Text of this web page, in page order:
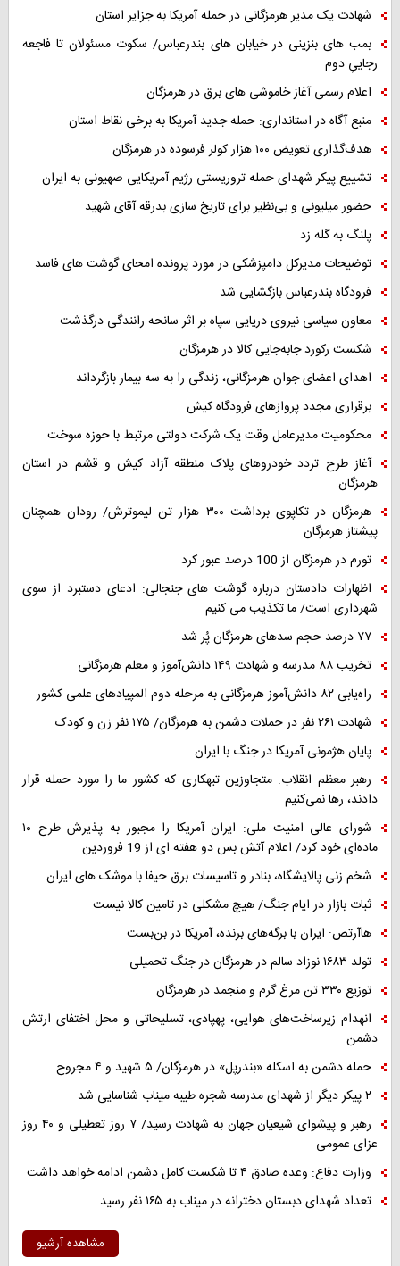
شهادت یک مدیر هرمزگانی در حمله آمریکا به جزایر استان
بمب های بنزینی در خیابان های بندرعباس/ سکوت مسئولان تا فاجعه
رجاییِ دوم
اعلام رسمی آغاز خاموشی های برق در هرمزگان
منبع آگاه در استانداری: حمله جدید آمریکا به برخی نقاط استان
هدف‌گذاری تعویض ۱۰۰ هزار کولر فرسوده در هرمزگان
تشییع پیکر شهدای حمله تروریستی رژیم آمریکایی صهیونی به ایران
حضور میلیونی و بی‌نظیر برای تاریخ سازی بدرقه آقای شهید
پلنگ به گله زد
توضیحات مدیرکل دامپزشکی در مورد پرونده امحای گوشت های فاسد
فرودگاه بندرعباس بازگشایی شد
معاون سیاسی نیروی دریایی سپاه بر اثر سانحه رانندگی درگذشت
شکست رکورد جابه‌جایی کالا در هرمزگان
اهدای اعضای جوان هرمزگانی، زندگی را به سه بیمار بازگرداند
برقراری مجدد پروازهای فرودگاه کیش
محکومیت مدیرعامل وقت یک شرکت دولتی مرتبط با حوزه سوخت
آغاز طرح تردد خودروهای پلاک منطقه آزاد کیش و قشم در استان
هرمزگان
هرمزگان در تکاپوی برداشت ۳۰۰ هزار تن لیموترش/ رودان همچنان
پیشتاز هرمزگان
تورم در هرمزگان از 100 درصد عبور کرد
اظهارات دادستان درباره گوشت های جنجالی: ادعای دستبرد از سوی
شهرداری است/ ما تکذیب می کنیم
۷۷ درصد حجم سدهای هرمزگان پُر شد
تخریب ۸۸ مدرسه و شهادت ۱۴۹ دانش‌آموز و معلم هرمزگانی
راه‌یابی ۸۲ دانش‌آموز هرمزگانی به مرحله دوم المپیادهای علمی کشور
شهادت ۲۶۱ نفر در حملات دشمن به هرمزگان/ ۱۷۵ نفر زن و کودک
پایان هژمونی آمریکا در جنگ با ایران
رهبر معظم انقلاب: متجاوزین تبهکاری که کشور ما را مورد حمله قرار
دادند، رها نمی‌کنیم
شورای عالی امنیت ملی: ایران آمریکا را مجبور به پذیرش طرح ۱۰
ماده‌ای خود کرد/ اعلام آتش بس دو هفته ای از 19 فروردین
شخم زنی پالایشگاه، بنادر و تاسیسات برق حیفا با موشک های ایران
ثبات بازار در ایام جنگ/ هیچ مشکلی در تامین کالا نیست
هاآرتص: ایران با برگه‌های برنده، آمریکا در بن‌بست
تولد ۱۶۸۳ نوزاد سالم در هرمزگان در جنگ تحمیلی
توزیع ۳۳۰ تن مرغ گرم و منجمد در هرمزگان
انهدام زیرساخت‌های هوایی، پهپادی، تسلیحاتی و محل اختفای ارتش
دشمن
حمله دشمن به اسکله «بندرپل» در هرمزگان/ ۵ شهید و ۴ مجروح
۲ پیکر دیگر از شهدای مدرسه شجره طیبه میناب شناسایی شد
رهبر و پیشوای شیعیان جهان به شهادت رسید/ ۷ روز تعطیلی و ۴۰ روز
عزای عمومی
وزارت دفاع: وعده صادق ۴ تا شکست کامل دشمن ادامه خواهد داشت
تعداد شهدای دبستان دخترانه در میناب به ۱۶۵ نفر رسید
مشاهده آرشیو